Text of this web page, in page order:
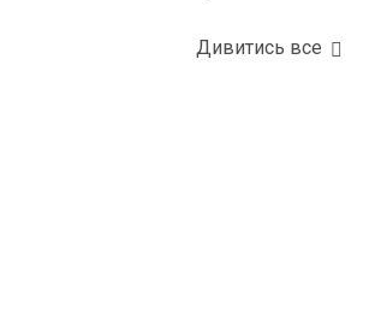
Дивитись все